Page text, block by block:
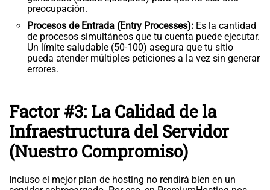
preocupación.
Procesos de Entrada (Entry Processes): Es la cantidad
de procesos simultáneos que tu cuenta puede ejecutar.
Un límite saludable (50-100) asegura que tu sitio
pueda atender múltiples peticiones a la vez sin generar
errores.
Factor #3: La Calidad de la
Infraestructura del Servidor
(Nuestro Compromiso)
Incluso el mejor plan de hosting no rendirá bien en un